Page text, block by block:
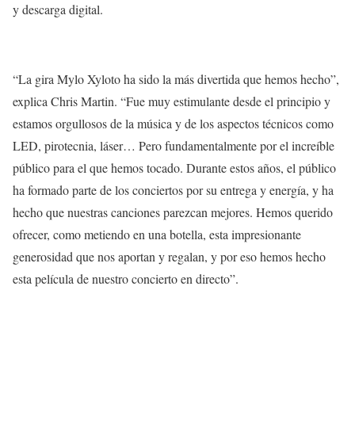
y descarga digital.
“La gira Mylo Xyloto ha sido la más divertida que hemos hecho”,
explica Chris Martin. “Fue muy estimulante desde el principio y
estamos orgullosos de la música y de los aspectos técnicos como
LED, pirotecnia, láser… Pero fundamentalmente por el increíble
público para el que hemos tocado. Durante estos años, el público
ha formado parte de los conciertos por su entrega y energía, y ha
hecho que nuestras canciones parezcan mejores. Hemos querido
ofrecer, como metiendo en una botella, esta impresionante
generosidad que nos aportan y regalan, y por eso hemos hecho
esta película de nuestro concierto en directo”.